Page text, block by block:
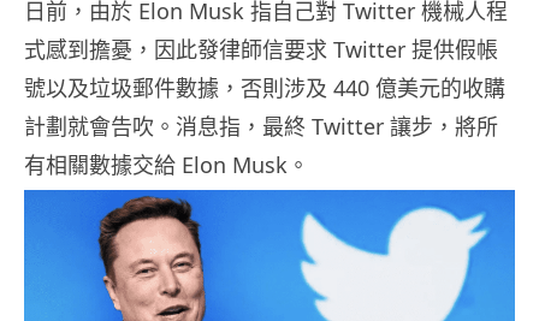
日前，由於 Elon Musk 指自己對 Twitter 機械人程
式感到擔憂，因此發律師信要求 Twitter 提供假帳
號以及垃圾郵件數據，否則涉及 440 億美元的收購
計劃就會告吹。消息指，最終 Twitter 讓步，將所
有相關數據交給 Elon Musk。